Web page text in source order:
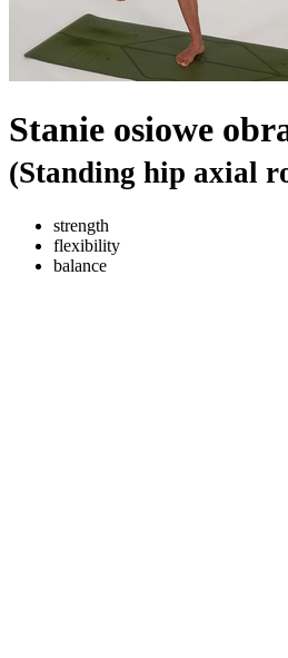
Stanie osiowe
(Standing hip axial
strength
flexibility
balance